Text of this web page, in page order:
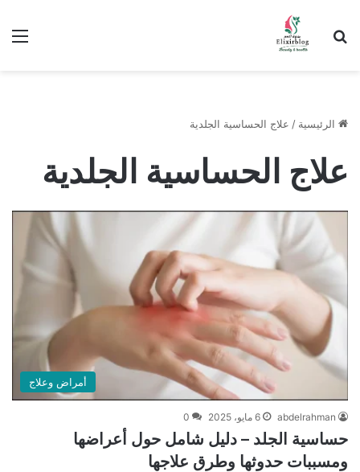
ابحث عن
الرئيسية / علاج الحساسية الجلدية
علاج الحساسية الجلدية
أمراض وعلاج
abdelrahman 6 مايو، 2025 0
حساسية الجلد – دليل شامل حول أعراضها
ومسببات حدوثها وطرق علاجها